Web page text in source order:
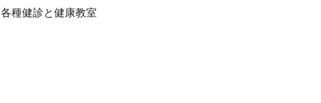
各種健診と健康教室